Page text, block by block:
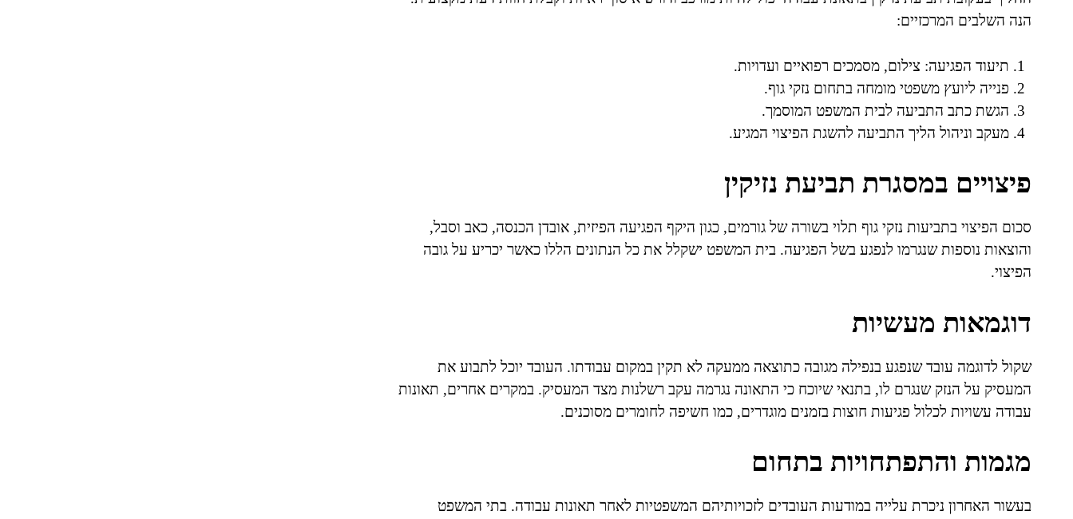
הנה השלבים המרכזיים:
תיעוד הפגיעה: צילום, מסמכים רפואיים ועדויות.
פנייה ליועץ משפטי מומחה בתחום נזקי גוף.
הגשת כתב התביעה לבית המשפט המוסמך.
מעקב וניהול הליך התביעה להשגת הפיצוי המגיע.
פיצויים במסגרת תביעת נזיקין
סכום הפיצוי בתביעות נזקי גוף תלוי בשורה של גורמים, כגון היקף הפגיעה הפיזית, אובדן הכנסה, כאב וסבל,
והוצאות נוספות שנגרמו לנפגע בשל הפגיעה. בית המשפט ישקלל את כל הנתונים הללו כאשר יכריע על גובה
הפיצוי.
דוגמאות מעשיות
שקול לדוגמה עובד שנפגע בנפילה מגובה כתוצאה ממעקה לא תקין במקום עבודתו. העובד יוכל לתבוע את
המעסיק על הנזק שנגרם לו, בתנאי שיוכח כי התאונה נגרמה עקב רשלנות מצד המעסיק. במקרים אחרים, תאונות
עבודה עשויות לכלול פגיעות חוצות בזמנים מוגדרים, כמו חשיפה לחומרים מסוכנים.
מגמות והתפתחויות בתחום
בעשור האחרון ניכרת עלייה במודעות העובדים לזכויותיהם המשפטיות לאחר תאונות עבודה. בתי המשפט